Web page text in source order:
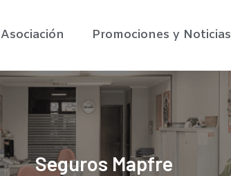
Asociación Promociones y Noticias
Seguros Mapfre